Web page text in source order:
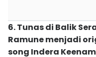
6. Tunas di Balik
Ramune menjadi
song Indera